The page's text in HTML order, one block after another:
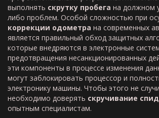
выполнять скрутку пробега на должном
либо проблем. Особой сложностью при
коррекции одометра на современных
является правильный обход защитных
которые внедряются в электронные
предотвращения несанкционированных
эти компоненты в процессе изменения
могут заблокировать процессор и
электронику машины. Чтобы этого не
необходимо доверять скручивание
опытным специалистам.